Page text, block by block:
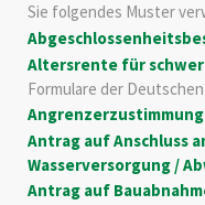
Sie folgendes Muster
Altersrente für
Formulare der
Angrenzerzustimmung
Antrag auf Anschluss
Wasserversorgung /
Antrag auf